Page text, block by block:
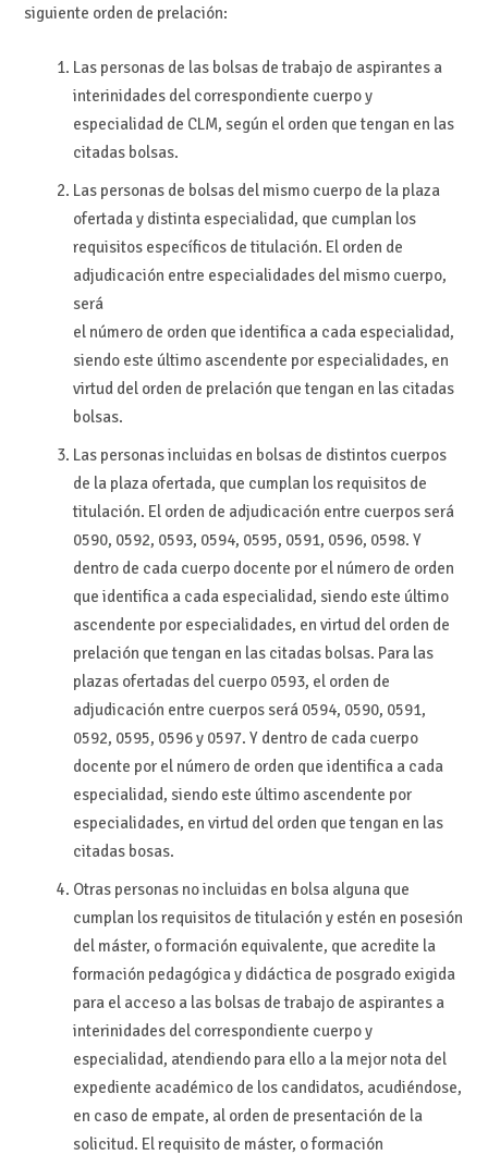
siguiente orden de prelación:
Las personas de las bolsas de trabajo de aspirantes a
interinidades del correspondiente cuerpo y
especialidad de CLM, según el orden que tengan en las
citadas bolsas.
Las personas de bolsas del mismo cuerpo de la plaza
ofertada y distinta especialidad, que cumplan los
requisitos específicos de titulación. El orden de
adjudicación entre especialidades del mismo cuerpo,
será
el número de orden que identifica a cada especialidad,
siendo este último ascendente por especialidades, en
virtud del orden de prelación que tengan en las citadas
bolsas.
Las personas incluidas en bolsas de distintos cuerpos
de la plaza ofertada, que cumplan los requisitos de
titulación. El orden de adjudicación entre cuerpos será
0590, 0592, 0593, 0594, 0595, 0591, 0596, 0598. Y
dentro de cada cuerpo docente por el número de orden
que identifica a cada especialidad, siendo este último
ascendente por especialidades, en virtud del orden de
prelación que tengan en las citadas bolsas. Para las
plazas ofertadas del cuerpo 0593, el orden de
adjudicación entre cuerpos será 0594, 0590, 0591,
0592, 0595, 0596 y 0597. Y dentro de cada cuerpo
docente por el número de orden que identifica a cada
especialidad, siendo este último ascendente por
especialidades, en virtud del orden que tengan en las
citadas bosas.
Otras personas no incluidas en bolsa alguna que
cumplan los requisitos de titulación y estén en posesión
del máster, o formación equivalente, que acredite la
formación pedagógica y didáctica de posgrado exigida
para el acceso a las bolsas de trabajo de aspirantes a
interinidades del correspondiente cuerpo y
especialidad, atendiendo para ello a la mejor nota del
expediente académico de los candidatos, acudiéndose,
en caso de empate, al orden de presentación de la
solicitud. El requisito de máster, o formación